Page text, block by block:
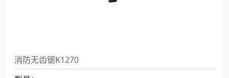
消防无齿锯K1270